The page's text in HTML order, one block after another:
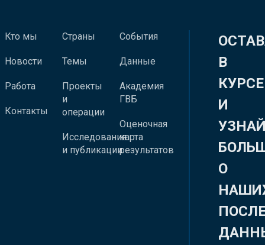
Кто мы
Новости
Работа
Контакты
Страны
Темы
Проекты
и
операции
Исследования
и публикации
События
Данные
Академия
ГВБ
Оценочная
карта
результатов
В
КУРСЕ
И
О